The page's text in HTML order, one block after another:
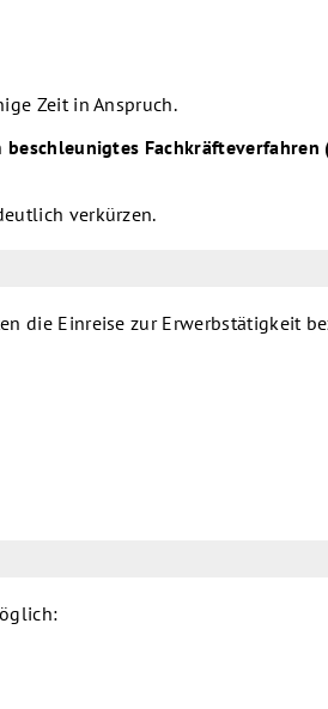
Zeit in Anspruch.
beschleunigtes Fachkräfteverfahren
verkürzen.
die Einreise zur Erwerbstätigkeit